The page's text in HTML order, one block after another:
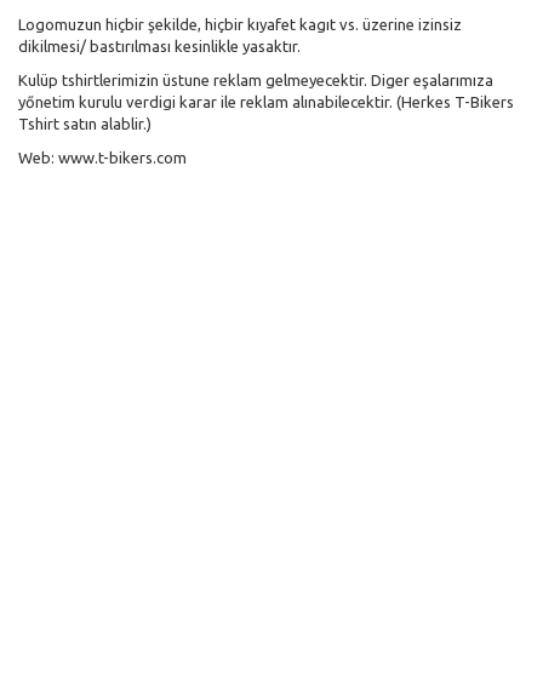
Logomuzun hiçbir şekilde, hiçbir kıyafet kagıt vs. üzerine izinsiz
dikilmesi/ bastırılması kesinlikle yasaktır.
Kulüp tshirtlerimizin üstune reklam gelmeyecektir. Diger eşalarımıza
yőnetim kurulu verdigi karar ile reklam alınabilecektir. (Herkes T-Bikers
Tshirt satın alablir.)
Web: www.t-bikers.com